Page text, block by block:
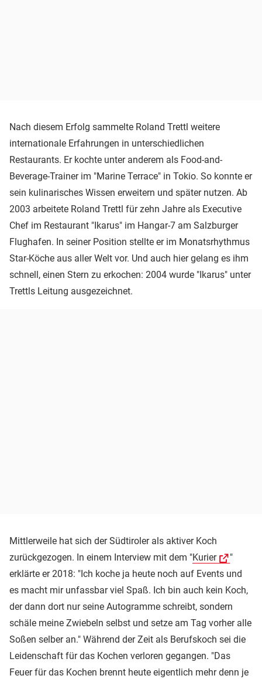
Nach diesem Erfolg sammelte Roland Trettl weitere
internationale Erfahrungen in unterschiedlichen
Restaurants. Er kochte unter anderem als Food-and-
Beverage-Trainer im "Marine Terrace" in Tokio. So konnte er
sein kulinarisches Wissen erweitern und später nutzen. Ab
2003 arbeitete Roland Trettl für zehn Jahre als Executive
Chef im Restaurant "Ikarus" im Hangar-7 am Salzburger
Flughafen. In seiner Position stellte er im Monatsrhythmus
Star-Köche aus aller Welt vor. Und auch hier gelang es ihm
schnell, einen Stern zu erkochen: 2004 wurde "Ikarus" unter
Trettls Leitung ausgezeichnet.
Mittlerweile hat sich der Südtiroler als aktiver Koch
zurückgezogen. In einem Interview mit dem "Kurier
"
erklärte er 2018: "Ich koche ja heute noch auf Events und
es macht mir unfassbar viel Spaß. Ich bin auch kein Koch,
der dann dort nur seine Autogramme schreibt, sondern
schäle meine Zwiebeln selbst und setze am Tag vorher alle
Soßen selber an." Während der Zeit als Berufskoch sei die
Leidenschaft für das Kochen verloren gegangen. "Das
Feuer für das Kochen brennt heute eigentlich mehr denn je